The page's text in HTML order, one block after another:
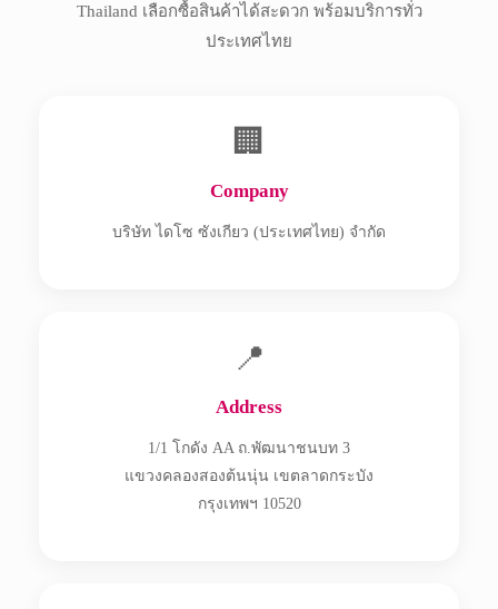
Thailand เลือกซื้อสินค้าได้สะดวก พร้อมบริการทั่ว
ประเทศไทย
🏢
Company
บริษัท ไดโซ ซังเกียว (ประเทศไทย) จำกัด
📍
Address
1/1 โกดัง AA ถ.พัฒนาชนบท 3
แขวงคลองสองต้นนุ่น เขตลาดกระบัง
กรุงเทพฯ 10520